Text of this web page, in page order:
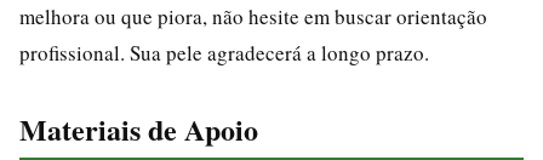
melhora ou que piora, não hesite em buscar orientação
profissional. Sua pele agradecerá a longo prazo.
Materiais de Apoio